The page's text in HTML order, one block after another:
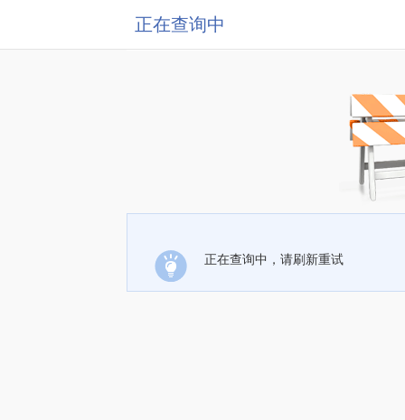
正在查询中
正在查询中，请刷新重试